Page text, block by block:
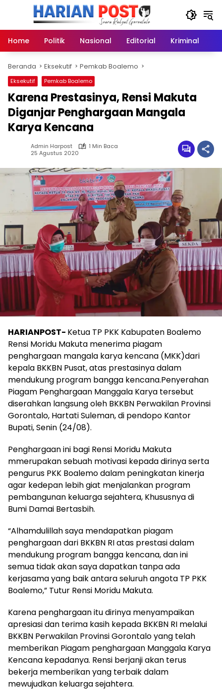
Home
Politik Nasional Editorial Kriminal
Beranda Eksekutif Pemkab Boalemo
Eksekutif Pemkab Boalemo
Karena Prestasinya, Rensi Makuta
Diganjar Penghargaan Mangala
Karya Kencana
Admin Harpost
1 Min Baca
25 Agustus 2020
HARIANPOST- Ketua TP PKK Kabupaten Boalemo
Rensi Moridu Makuta menerima piagam
penghargaan mangala karya kencana (MKK)dari
kepala BKKBN Pusat, atas prestasinya dalam
mendukung program bangga kencana.Penyerahan
Piagam Penghargaan Manggala Karya tersebut
diserahkan langsung oleh BKKBN Perwakilan Provinsi
Gorontalo, Hartati Suleman, di pendopo Kantor
Bupati, Senin (24/08).
Penghargaan ini bagi Rensi Moridu Makuta
mmerupakan sebuah motivasi kepada dirinya serta
pengurus PKK Boalemo dalam peningkatan kinerja
agar kedepan lebih giat menjalankan program
pembangunan keluarga sejahtera, Khususnya di
Bumi Damai Bertasbih.
“Alhamdulillah saya mendapatkan piagam
penghargaan dari BKKBN RI atas prestasi dalam
mendukung program bangga kencana, dan ini
semua tidak akan saya dapatkan tanpa ada
kerjasama yang baik antara seluruh angota TP PKK
Boalemo,” Tutur Rensi Moridu Makuta.
Karena penghargaan itu dirinya menyampaikan
apresiasi dan terima kasih kepada BKKBN RI melalui
BKKBN Perwakilan Provinsi Gorontalo yang telah
memberikan Piagam penghargaan Manggala Karya
Kencana kepadanya. Rensi berjanji akan terus
bekerja memberikan yang terbaik dalam
mewujudkan keluarga sejahtera.